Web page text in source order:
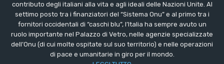
contributo degli italiani alla vita e agli ideali delle Nazioni Unite. Al
settimo posto tra i finanziatori del “Sistema Onu” e al primo tra i
fornitori occidentali di “caschi blu”, l’Italia ha sempre avuto un
ruolo importante nel Palazzo di Vetro, nelle agenzie specializzate
dell’Onu (di cui molte ospitate sul suo territorio) e nelle operazioni
di pace e umanitarie in giro per il mondo.